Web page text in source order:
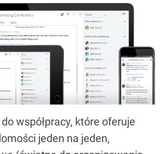
współpracy, które oferuje
jeden na jeden,